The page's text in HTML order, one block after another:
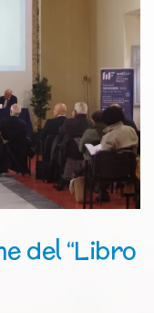
del “Libro